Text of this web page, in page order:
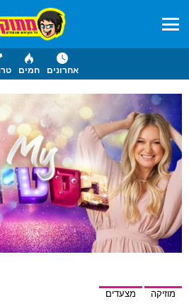
אחרונים חמים
מוזיקה מצעדים